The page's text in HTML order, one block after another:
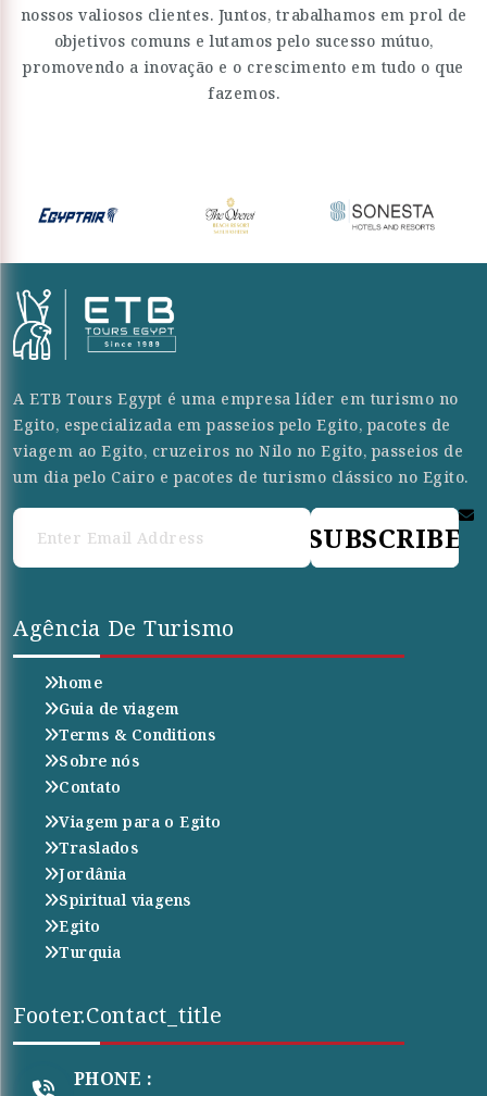
nossos valiosos clientes. Juntos, trabalhamos em prol de
objetivos comuns e lutamos pelo sucesso mútuo,
promovendo a inovação e o crescimento em tudo o que
fazemos.
A ETB Tours Egypt é uma empresa líder em turismo no
Egito, especializada em passeios pelo Egito, pacotes de
viagem ao Egito, cruzeiros no Nilo no Egito, passeios de
um dia pelo Cairo e pacotes de turismo clássico no Egito.
SUBSCRIBE
Agência De Turismo
home
Guia de viagem
Terms & Conditions
Sobre nós
Contato
Viagem para o Egito
Traslados
Jordânia
Spiritual viagens
Egito
Turquia
Footer.contact_title
PHONE :